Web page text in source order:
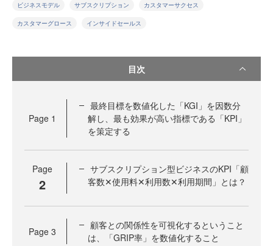
ビジネスモデル サブスクリプション カスタマーサクセス
カスタマーグロース インサイドセールス
目次
Page 1
最終目標を数値化した「KGI」を因数分
解し、最も効果が高い指標である「KPI」
を策定する
Page
2
サブスクリプション型ビジネスのKPI「顧
客数✕使用料✕利用数✕利用期間」とは？
Page 3
顧客との関係性を可視化するということ
は、「GRIP率」を数値化すること